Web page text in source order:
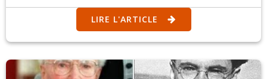
LIRE L'ARTICLE